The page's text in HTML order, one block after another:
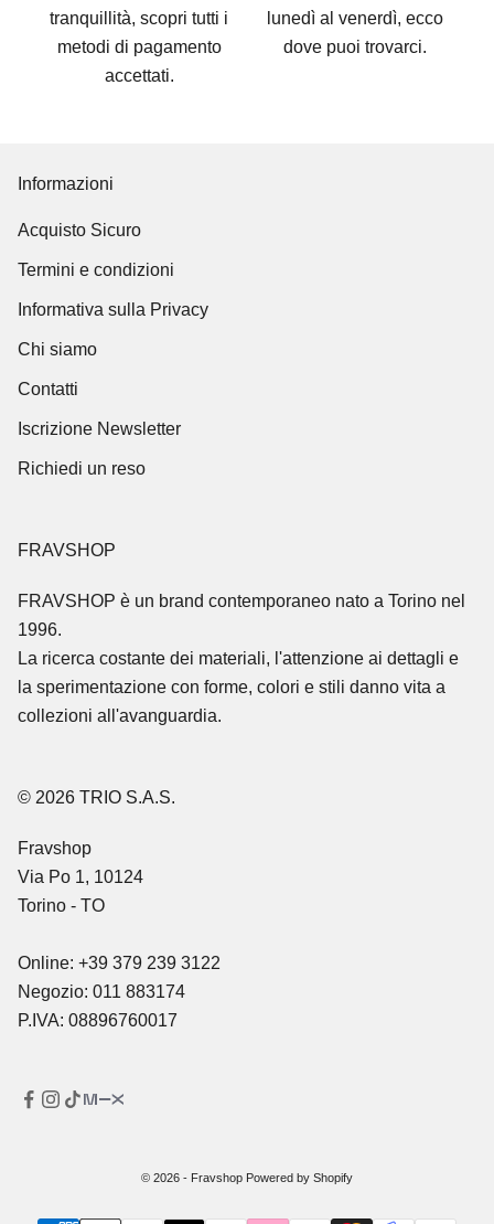
tranquillità, scopri tutti i
metodi di pagamento
accettati.
lunedì al venerdì, ecco
dove puoi trovarci.
Informazioni
Acquisto Sicuro
Termini e condizioni
Informativa sulla Privacy
Chi siamo
Contatti
Iscrizione Newsletter
Richiedi un reso
FRAVSHOP
FRAVSHOP è un brand contemporaneo nato a Torino nel
1996.
La ricerca costante dei materiali, l'attenzione ai dettagli e
la sperimentazione con forme, colori e stili danno vita a
collezioni all'avanguardia.
© 2026 TRIO S.A.S.
Fravshop
Via Po 1, 10124
Torino - TO
Online: +39 379 239 3122
Negozio: 011 883174
P.IVA: 08896760017
© 2026 - Fravshop Powered by Shopify